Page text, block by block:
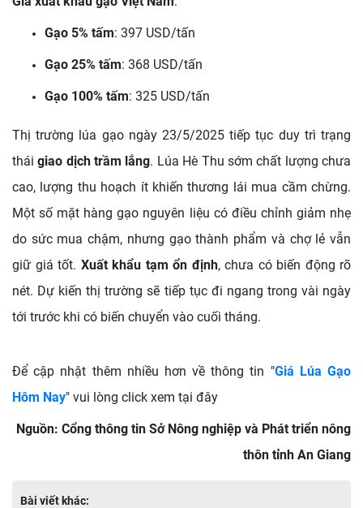
Gạo 5% tấm: 397 USD/tấn
Gạo 25% tấm: 368 USD/tấn
Gạo 100% tấm: 325 USD/tấn
Thị trường lúa gạo ngày 23/5/2025 tiếp tục duy trì trạng
tháigiao dịch trầm lắng. Lúa Hè Thu sớm chất lượng chưa
cao, lượng thu hoạch ít khiến thương lái mua cầm chừng.
Một số mặt hàng gạo nguyên liệu có điều chỉnh giảm nhẹ
do sức mua chậm, nhưng gạo thành phẩm và chợ lẻ vẫn
giữ giá tốt. Xuất khẩu tạm ổn định, chưa có biến động rõ
nét. Dự kiến thị trường sẽ tiếp tục đi ngang trong vài ngày
tới trước khi có biến chuyển vào cuối tháng.
Để cập nhật thêm nhiều hơn về thông tin "Giá Lúa Gạo
Hôm Nay" vui lòng click xem tại đây
Nguồn: Cổng thông tin Sở Nông nghiệp và Phát triển nông
thôn tỉnh An Giang
Bài viết khác: